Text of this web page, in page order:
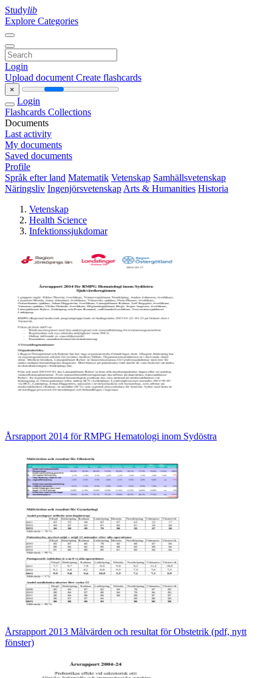
Studylib
Explore Categories
Login
Upload document Create flashcards
×
Login
Flashcards Collections
Documents
Last activity
My documents
Saved documents
Profile
Språk efter land Matematik Vetenskap Samhällsvetenskap
Näringsliv Ingenjörsvetenskap Arts & Humanities Historia
Vetenskap
Health Science
Infektionssjukdomar
Årsrapport 2014 för RMPG Hematologi inom Sydöstra
Årsrapport 2013 Målvärden och resultat för Obstetrik (pdf, nytt
fönster)